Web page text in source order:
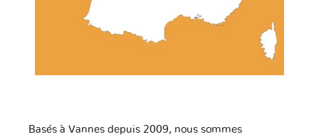
Basés à Vannes depuis 2009, nous sommes